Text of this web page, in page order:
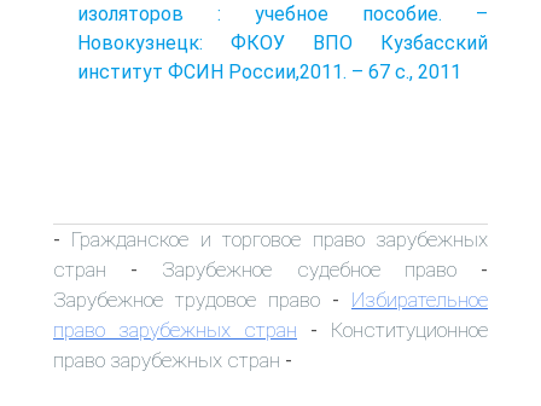
изоляторов : учебное пособие. –
Новокузнецк: ФКОУ ВПО Кузбасский
институт ФСИН России,2011. – 67 с., 2011
- Гражданское и торговое право зарубежных
стран - Зарубежное судебное право-
Зарубежное трудовое право - Избирательное
право зарубежных стран - Конституционное
право зарубежных стран -